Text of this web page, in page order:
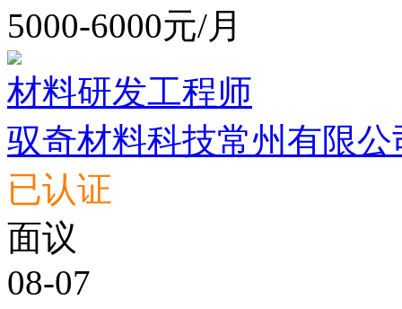
5000-6000元/月
材料研发工程师
驭奇材料科技常州有限公
已认证
面议
08-07